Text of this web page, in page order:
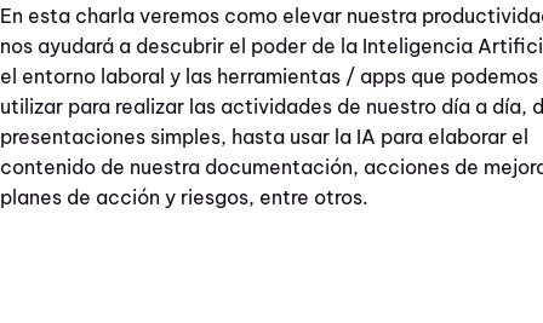
En esta charla veremos como elevar nuestra
nos ayudará a descubrir el poder de la Inteligencia
el entorno laboral y las herramientas / apps que podemos
utilizar para realizar las actividades de nuestro día a día,
presentaciones simples, hasta usar la IA para elaborar el
contenido de nuestra documentación, acciones de
planes de acción y riesgos, entre otros.